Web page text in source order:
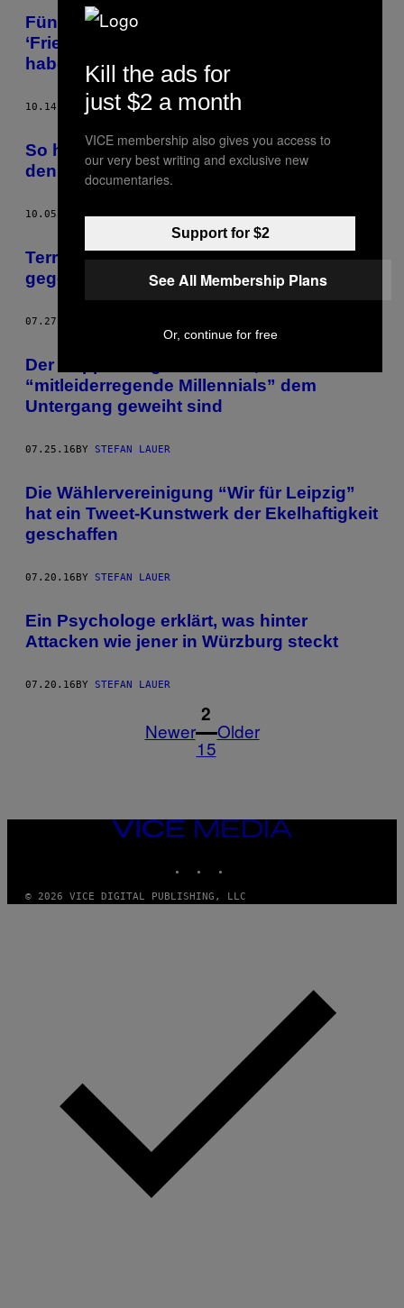
Fünf Dinge, die wir in der Zeitschrift
‘Friedhofskultur’ über den Tod gelernt
haben
10.14.16 BYSTEFAN LAUER
So hilflos reagiert die Polizei Sachsen auf
den Pegida-Mob
10.05.16 BYSTEFAN LAUER
Terror, Amok, Krankheit: Warum wir uns
gegenseitig immer weiter hochschaukeln
07.27.16
Der Kopp-Verlag erklärt uns, warum
“mitleiderregende Millennials” dem
Untergang geweiht sind
07.25.16BY STEFAN LAUER
Die Wählervereinigung “Wir für Leipzig”
hat ein Tweet-Kunstwerk der Ekelhaftigkeit
geschaffen
07.20.16BY STEFAN LAUER
Ein Psychologe erklärt, was hinter
Attacken wie jener in Würzburg steckt
07.20.16BY STEFAN LAUER
Newer
1
2
15
Older
VICE
MEDIA
© 2026 VICE DIGITAL PUBLISHING, LLC
Kill the ads for
just $2 a month
VICE membership also gives you access to
our very best writing and exclusive new
documentaries.
Support for $2
See All Membership Plans
Or, continue for free